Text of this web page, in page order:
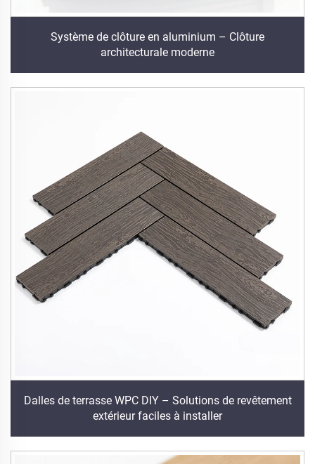
Système de clôture en aluminium – Clôture
architecturale moderne
Dalles de terrasse WPC DIY – Solutions de revêtement
extérieur faciles à installer